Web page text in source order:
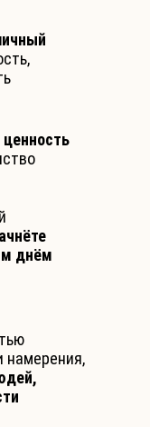
ценность
днём
намерения,